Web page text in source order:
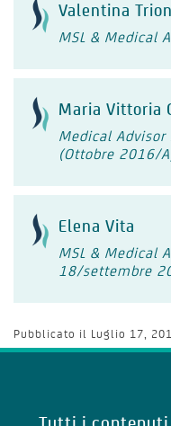
Valentina
MSL & Medical
Maria Vittoria
Medical Advisor
(Ottobre 2016/
Elena Vita
MSL & Medical
18/settembre
Pubblicato il Luglio 17,